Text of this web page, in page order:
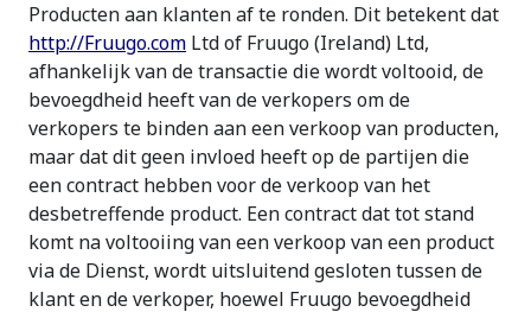
Producten aan klanten af te ronden. Dit betekent dat
http://Fruugo.com Ltd of Fruugo (Ireland) Ltd,
afhankelijk van de transactie die wordt voltooid, de
bevoegdheid heeft van de verkopers om de
verkopers te binden aan een verkoop van producten,
maar dat dit geen invloed heeft op de partijen die
een contract hebben voor de verkoop van het
desbetreffende product. Een contract dat tot stand
komt na voltooiing van een verkoop van een product
via de Dienst, wordt uitsluitend gesloten tussen de
klant en de verkoper, hoewel Fruugo bevoegdheid